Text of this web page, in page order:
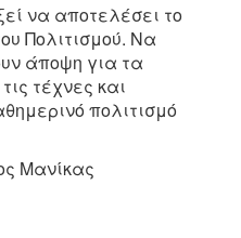
να αποτελέσει το
Πολιτισμού. Να
άποψη για τα
τέχνες και
πολιτισμό
Μανίκας